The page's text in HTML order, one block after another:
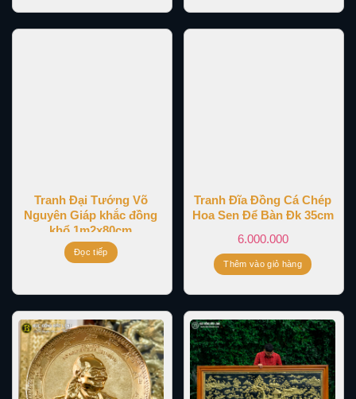
Tranh Đại Tướng Võ
Nguyên Giáp khắc đồng
khổ 1m2x80cm
Đọc tiếp
Tranh Đĩa Đồng Cá Chép
Hoa Sen Để Bàn Đk 35cm
6.000.000
Thêm vào giỏ hàng